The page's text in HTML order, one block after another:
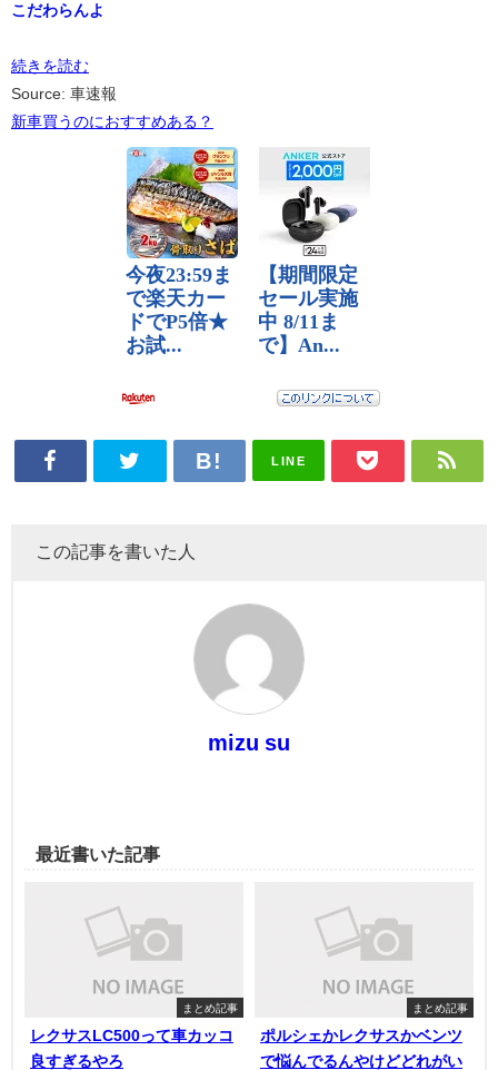
こだわらんよ
続きを読む
Source: 車速報
新車買うのにおすすめある？
LINE
この記事を書いた人
mizu su
最近書いた記事
まとめ記事
レクサスLC500って車カッコ
良すぎるやろ
まとめ記事
ポルシェかレクサスかベンツ
で悩んでるんやけどどれがい